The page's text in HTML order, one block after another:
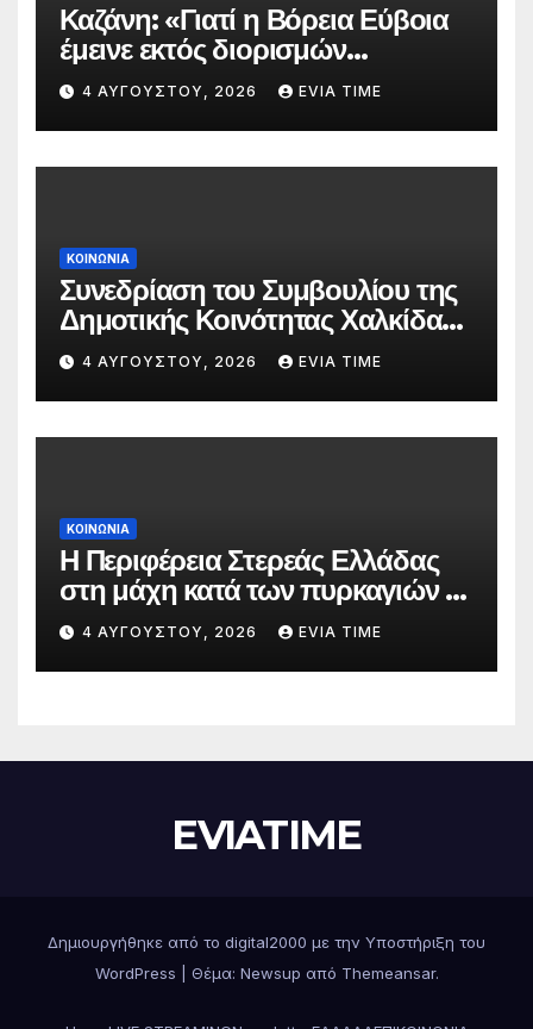
Καζάνη: «Γιατί η Βόρεια Εύβοια
έμεινε εκτός διορισμών
δασκάλων;»
4 ΑΥΓΟΎΣΤΟΥ, 2026 EVIA TIME
ΚΟΙΝΩΝΙΑ
Συνεδρίαση του Συμβουλίου της
Δημοτικής Κοινότητας Χαλκίδας
την 5 Αυγούστου
4 ΑΥΓΟΎΣΤΟΥ, 2026 EVIA TIME
ΚΟΙΝΩΝΙΑ
Η Περιφέρεια Στερεάς Ελλάδας
στη μάχη κατά των πυρκαγιών –
Δράσεις και στήριξη σε πέντε
περιφερειακές ενότητες
4 ΑΥΓΟΎΣΤΟΥ, 2026 EVIA TIME
EVIATIME
Δημιουργήθηκε από το digital2000 με την Υποστήριξη του
WordPress
Θέμα: Newsup από Themeansar.